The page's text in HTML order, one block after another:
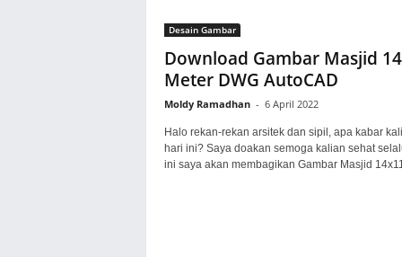
Desain Gambar
Download Gambar Masjid
Meter DWG AutoCAD
Moldy Ramadhan - 6 April 2022
Halo rekan-rekan arsitek dan sipil, apa kabar
hari ini? Saya doakan semoga kalian sehat
ini saya akan membagikan Gambar Masjid